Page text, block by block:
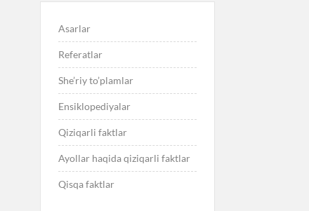
Asarlar
Referatlar
She’riy to’plamlar
Ensiklopediyalar
Qiziqarli faktlar
Ayollar haqida qiziqarli faktlar
Qisqa faktlar